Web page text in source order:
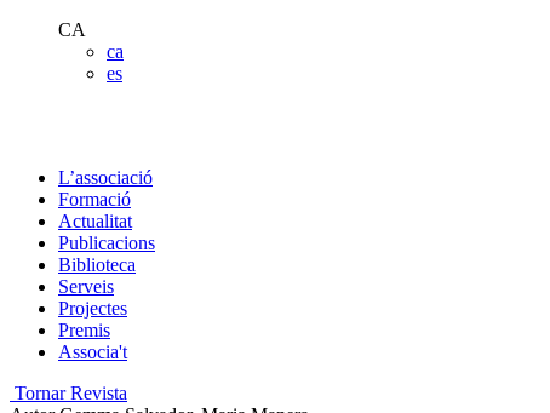
CA
ca
es
L’associació
Formació
Actualitat
Publicacions
Biblioteca
Serveis
Projectes
Premis
Associa't
Tornar Revista